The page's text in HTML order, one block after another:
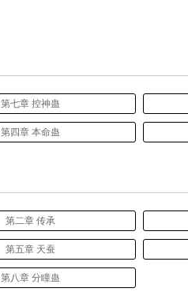
第七章 控神蛊
第四章 本命蛊
第二章 传承
第五章 天蚕
第八章 分瞳蛊